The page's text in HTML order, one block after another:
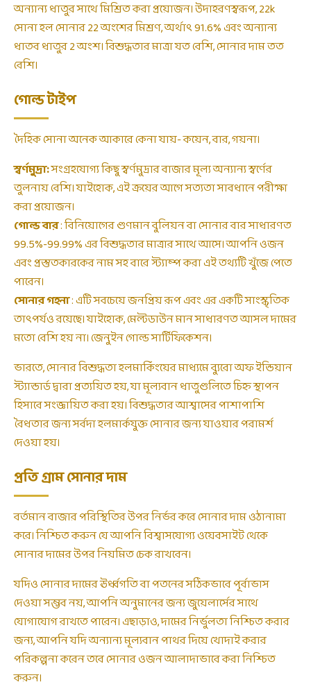
অন্যান্য ধাতুর সাথে মিশ্রিত করা প্রয়োজন। উদাহরণস্বরূপ, 22k
সোনা হল সোনার 22 অংশের মিশ্রণ, অর্থাৎ 91.6% এবং অন্যান্য
ধাতব ধাতুর 2 অংশ। বিশুদ্ধতার মাত্রা যত বেশি, সোনার দাম তত
বেশি।
গোল্ড টাইপ
দৈহিক সোনা অনেক আকারে কেনা যায়- কয়েন, বার, গয়না।
স্বর্ণমুদ্রা:সংগ্রহযোগ্য কিছু স্বর্ণমুদ্রার বাজার মূল্য অন্যান্য স্বর্ণের
তুলনায় বেশি। যাইহোক, এই ক্রয়ের আগে সত্যতা সাবধানে পরীক্ষা
করা প্রয়োজন।
গোল্ড বার: বিনিয়োগের গুণমান বুলিয়ন বা সোনার বার সাধারণত
99.5%-99.99% এর বিশুদ্ধতার মাত্রার সাথে আসে। আপনি ওজন
এবং প্রস্তুতকারকের নাম সহ বারে স্ট্যাম্প করা এই তথ্যটি খুঁজে পেতে
পারেন।
সোনার গহনা: এটি সবচেয়ে জনপ্রিয় রূপ এবং এর একটি সাংস্কৃতিক
তাৎপর্যও রয়েছে। যাইহোক, মেল্টডাউন মান সাধারণত আসল দামের
মতো বেশি হয় না। জেনুইন গোল্ড সার্টিফিকেশন।
ভারতে, সোনার বিশুদ্ধতা হলমার্কিংয়ের মাধ্যমে ব্যুরো অফ ইন্ডিয়ান
স্ট্যান্ডার্ড দ্বারা প্রত্যয়িত হয়, যা মূল্যবান ধাতুগুলিতে চিহ্ন স্থাপন
হিসাবে সংজ্ঞায়িত করা হয়। বিশুদ্ধতার আশ্বাসের পাশাপাশি
বৈধতার জন্য সর্বদা হলমার্কযুক্ত সোনার জন্য যাওয়ার পরামর্শ
দেওয়া হয়।
প্রতি গ্রাম সোনার দাম
বর্তমান বাজার পরিস্থিতির উপর নির্ভর করে সোনার দাম ওঠানামা
করে। নিশ্চিত করুন যে আপনি বিশ্বাসযোগ্য ওয়েবসাইট থেকে
সোনার দামের উপর নিয়মিত চেক রাখবেন।
যদিও সোনার দামের ঊর্ধ্বগতি বা পতনের সঠিকভাবে পূর্বাভাস
দেওয়া সম্ভব নয়, আপনি অনুমানের জন্য জুয়েলার্সের সাথে
যোগাযোগ রাখতে পারেন। এছাড়াও, দামের নির্ভুলতা নিশ্চিত করার
জন্য, আপনি যদি অন্যান্য মূল্যবান পাথর দিয়ে খোদাই করার
পরিকল্পনা করেন তবে সোনার ওজন আলাদাভাবে করা নিশ্চিত
করুন।